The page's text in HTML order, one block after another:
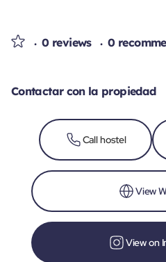
0 reviews 0
Contactar con la propiedad
Call hostel
View
View on